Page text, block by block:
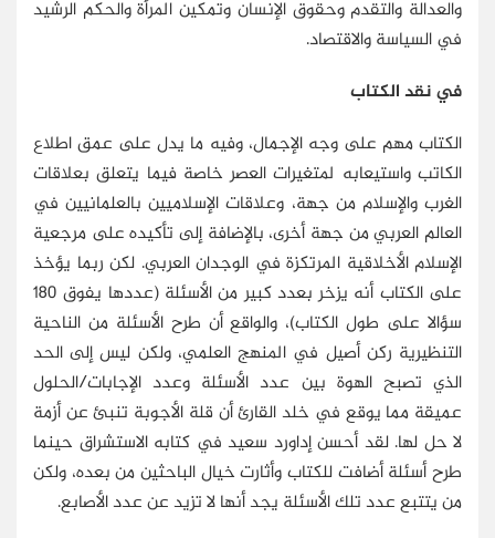
والعدالة والتقدم وحقوق الإنسان وتمكين المرأة والحكم الرشيد
في السياسة والاقتصاد.
في نقد الكتاب
الكتاب مهم على وجه الإجمال، وفيه ما يدل على عمق اطلاع
الكاتب واستيعابه لمتغيرات العصر خاصة فيما يتعلق بعلاقات
الغرب والإسلام من جهة، وعلاقات الإسلاميين بالعلمانيين في
العالم العربي من جهة أخرى، بالإضافة إلى تأكيده على مرجعية
الإسلام الأخلاقية المرتكزة في الوجدان العربي. لكن ربما يؤخذ
على الكتاب أنه يزخر بعدد كبير من الأسئلة (عددها يفوق 180
سؤالا على طول الكتاب)، والواقع أن طرح الأسئلة من الناحية
التنظيرية ركن أصيل في المنهج العلمي، ولكن ليس إلى الحد
الذي تصبح الهوة بين عدد الأسئلة وعدد الإجابات/الحلول
عميقة مما يوقع في خلد القارئ أن قلة الأجوبة تنبئ عن أزمة
لا حل لها. لقد أحسن إداورد سعيد في كتابه الاستشراق حينما
طرح أسئلة أضافت للكتاب وأثارت خيال الباحثين من بعده، ولكن
من يتتبع عدد تلك الأسئلة يجد أنها لا تزيد عن عدد الأصابع.